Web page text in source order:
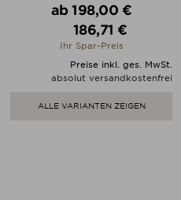
Verkaufspreis
ab 198,00 €
Preis
186,71 €
Ihr Spar-Preis
Preise inkl. ges. MwSt.
absolut versandkostenfrei
ALLE VARIANTEN ZEIGEN